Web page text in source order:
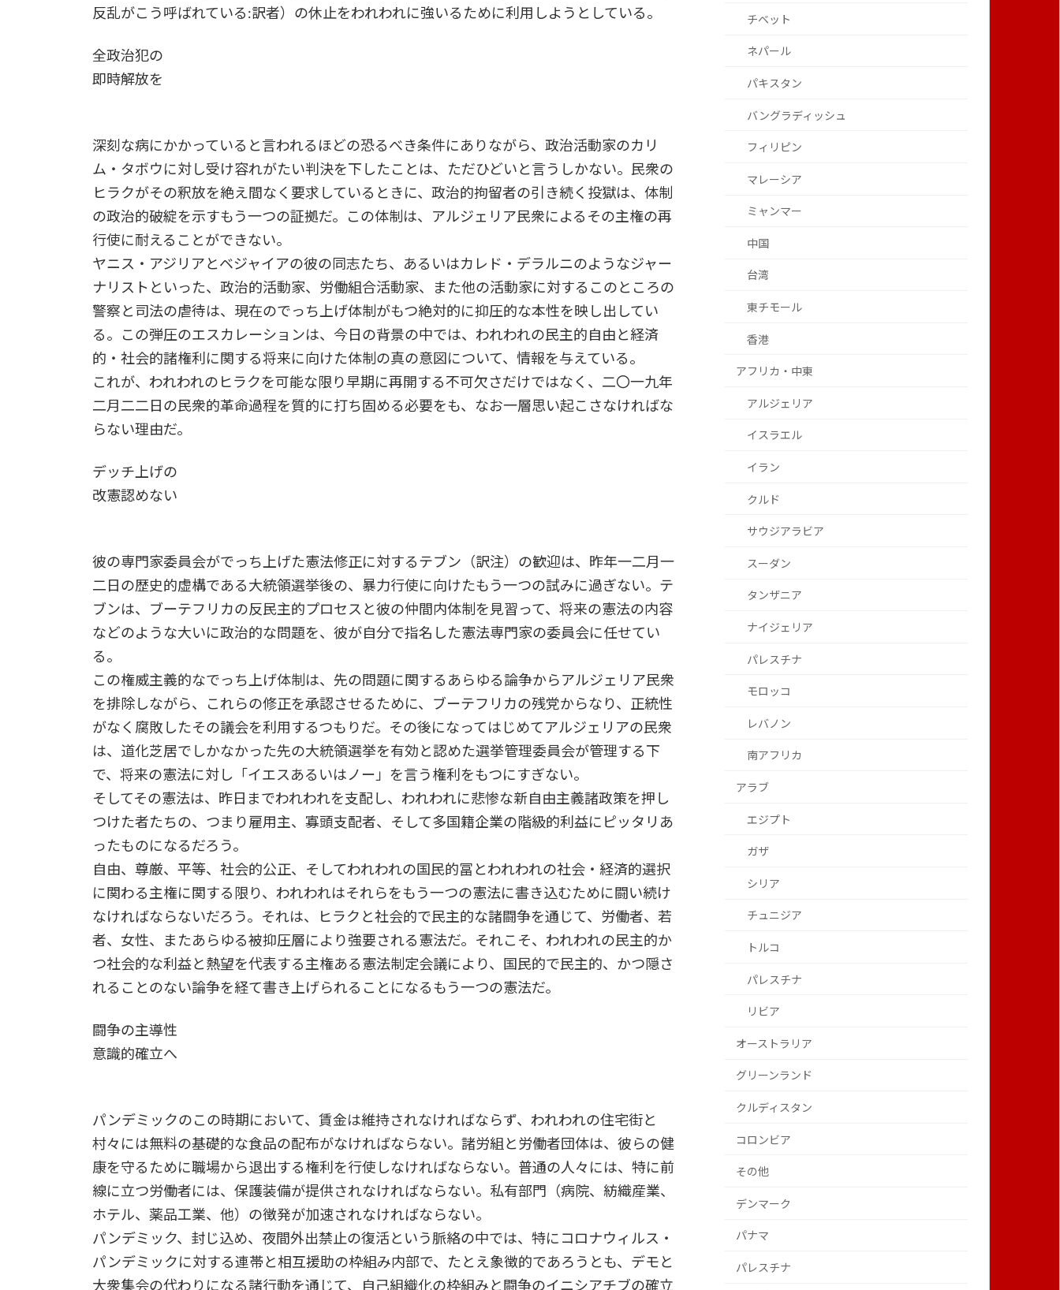
反乱がこう呼ばれている:訳者）の休止をわれわれに強いるために利用しようとしている。
全政治犯の
即時解放を
深刻な病にかかっていると言われるほどの恐るべき条件にありながら、政治活動家のカリ
ム・タボウに対し受け容れがたい判決を下したことは、ただひどいと言うしかない。民衆の
ヒラクがその釈放を絶え間なく要求しているときに、政治的拘留者の引き続く投獄は、体制
の政治的破綻を示すもう一つの証拠だ。この体制は、アルジェリア民衆によるその主権の再
行使に耐えることができない。
ヤニス・アジリアとベジャイアの彼の同志たち、あるいはカレド・デラルニのようなジャー
ナリストといった、政治的活動家、労働組合活動家、また他の活動家に対するこのところの
警察と司法の虐待は、現在のでっち上げ体制がもつ絶対的に抑圧的な本性を映し出してい
る。この弾圧のエスカレーションは、今日の背景の中では、われわれの民主的自由と経済
的・社会的諸権利に関する将来に向けた体制の真の意図について、情報を与えている。
これが、われわれのヒラクを可能な限り早期に再開する不可欠さだけではなく、二〇一九年
二月二二日の民衆的革命過程を質的に打ち固める必要をも、なお一層思い起こさなければな
らない理由だ。
デッチ上げの
改憲認めない
彼の専門家委員会がでっち上げた憲法修正に対するテブン（訳注）の歓迎は、昨年一二月一
二日の歴史的虚構である大統領選挙後の、暴力行使に向けたもう一つの試みに過ぎない。テ
ブンは、ブーテフリカの反民主的プロセスと彼の仲間内体制を見習って、将来の憲法の内容
などのような大いに政治的な問題を、彼が自分で指名した憲法専門家の委員会に任せてい
る。
この権威主義的なでっち上げ体制は、先の問題に関するあらゆる論争からアルジェリア民衆
を排除しながら、これらの修正を承認させるために、ブーテフリカの残党からなり、正統性
がなく腐敗したその議会を利用するつもりだ。その後になってはじめてアルジェリアの民衆
は、道化芝居でしかなかった先の大統領選挙を有効と認めた選挙管理委員会が管理する下
で、将来の憲法に対し「イエスあるいはノー」を言う権利をもつにすぎない。
そしてその憲法は、昨日までわれわれを支配し、われわれに悲惨な新自由主義諸政策を押し
つけた者たちの、つまり雇用主、寡頭支配者、そして多国籍企業の階級的利益にピッタリあ
ったものになるだろう。
自由、尊厳、平等、社会的公正、そしてわれわれの国民的冨とわれわれの社会・経済的選択
に関わる主権に関する限り、われわれはそれらをもう一つの憲法に書き込むために闘い続け
なければならないだろう。それは、ヒラクと社会的で民主的な諸闘争を通じて、労働者、若
者、女性、またあらゆる被抑圧層により強要される憲法だ。それこそ、われわれの民主的か
つ社会的な利益と熱望を代表する主権ある憲法制定会議により、国民的で民主的、かつ隠さ
れることのない論争を経て書き上げられることになるもう一つの憲法だ。
闘争の主導性
意識的確立へ
パンデミックのこの時期において、賃金は維持されなければならず、われわれの住宅街と
村々には無料の基礎的な食品の配布がなければならない。諸労組と労働者団体は、彼らの健
康を守るために職場から退出する権利を行使しなければならない。普通の人々には、特に前
線に立つ労働者には、保護装備が提供されなければならない。私有部門（病院、紡織産業、
ホテル、薬品工業、他）の徴発が加速されなければならない。
パンデミック、封じ込め、夜間外出禁止の復活という脈絡の中では、特にコロナウィルス・
パンデミックに対する連帯と相互援助の枠組み内部で、たとえ象徴的であろうとも、デモと
大衆集会の代わりになる諸行動を通じて、自己組織化の枠組みと闘争のイニシアチブの確立
チベット
ネパール
パキスタン
バングラディッシュ
フィリピン
マレーシア
ミャンマー
中国
台湾
東チモール
香港
アフリカ・中東
アルジェリア
イスラエル
イラン
クルド
サウジアラビア
スーダン
タンザニア
ナイジェリア
パレスチナ
モロッコ
レバノン
南アフリカ
アラブ
エジプト
ガザ
シリア
チュニジア
トルコ
パレスチナ
リビア
オーストラリア
グリーンランド
クルディスタン
コロンビア
その他
デンマーク
パナマ
パレスチナ